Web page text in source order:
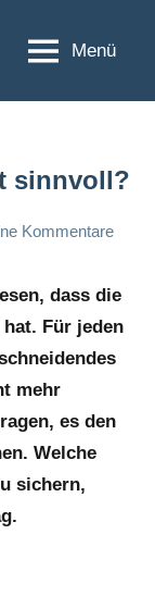
Menü
sinnvoll?
Kommentare
dass die
Für jeden
mehr
es den
Welche
sichern,